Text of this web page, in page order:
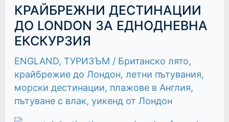
КРАЙБРЕЖНИ ДЕСТИНАЦИИ
ДО LONDON ЗА ЕДНОДНЕВНА
ЕКСКУРЗИЯ
ENGLAND, ТУРИЗЪМ / Британско лято,
крайбрежие до Лондон, летни пътувания,
морски дестинации, плажове в Англия,
пътуване с влак, уикенд от Лондон
КРАЙБРЕЖНИ
ДЕСТИНАЦИИ
ДО
LONDON
ЗА
ЕДНОДНЕВНА
ЕКСКУРЗИЯ